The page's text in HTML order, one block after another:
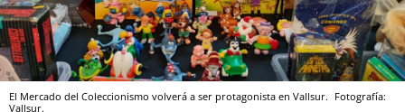
El Mercado del Coleccionismo volverá a ser protagonista en Vallsur. Fotografía:
Vallsur.